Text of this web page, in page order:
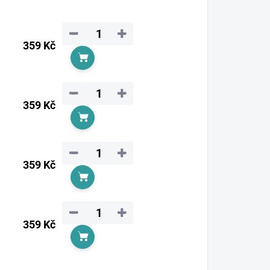
359 Kč
+
−
Do košíku
359 Kč
+
−
Do košíku
359 Kč
+
−
Do košíku
359 Kč
+
−
Do košíku